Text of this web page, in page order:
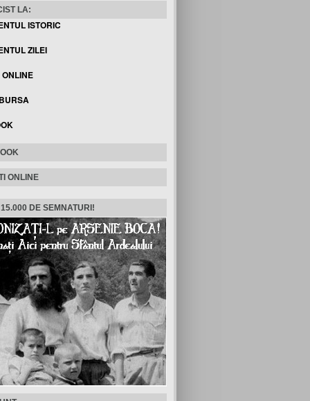
LA:
ISTORIC
ZILEI
ONLINE
DE SEMNATURI!